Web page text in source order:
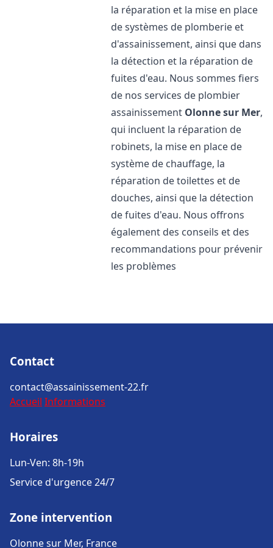
la réparation et la mise en place
de systèmes de plomberie et
d'assainissement, ainsi que dans
la détection et la réparation de
fuites d'eau. Nous sommes fiers
de nos services de plombier
assainissement Olonne sur Mer,
qui incluent la réparation de
robinets, la mise en place de
système de chauffage, la
réparation de toilettes et de
douches, ainsi que la détection
de fuites d'eau. Nous offrons
également des conseils et des
recommandations pour prévenir
les problèmes
Contact
contact@assainissement-22.fr
Accueil Informations
Horaires
Lun-Ven: 8h-19h
Service d'urgence 24/7
Zone intervention
Olonne sur Mer, France